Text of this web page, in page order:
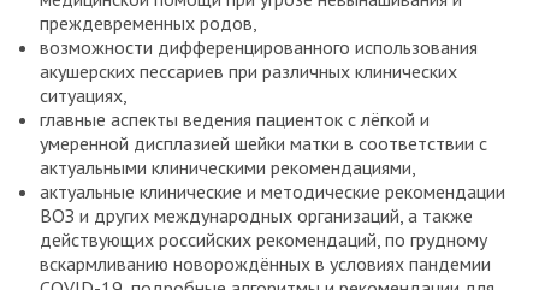
преждевременных родов,
возможности дифференцированного использования
акушерских пессариев при различных клинических
ситуациях,
главные аспекты ведения пациенток с лёгкой и
умеренной дисплазией шейки матки в соответствии с
актуальными клиническими рекомендациями,
актуальные клинические и методические рекомендации
ВОЗ и других международных организаций, а также
действующих российских рекомендаций, по грудному
вскармливанию новорождённых в условиях пандемии